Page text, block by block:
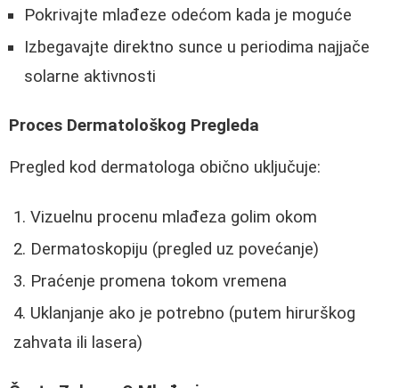
Pokrivajte mlađeze odećom kada je moguće
Izbegavajte direktno sunce u periodima najjače
solarne aktivnosti
Proces Dermatološkog Pregleda
Pregled kod dermatologa obično uključuje:
Vizuelnu procenu mlađeza golim okom
Dermatoskopiju (pregled uz povećanje)
Praćenje promena tokom vremena
Uklanjanje ako je potrebno (putem hirurškog
zahvata ili lasera)